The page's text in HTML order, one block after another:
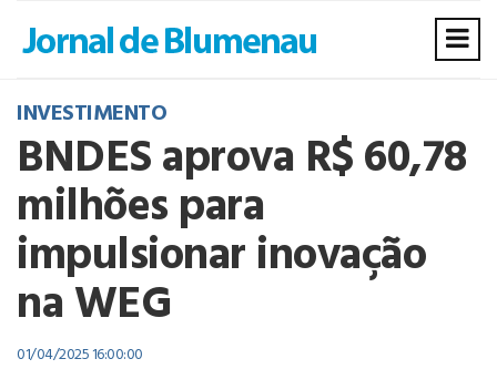
INVESTIMENTO
BNDES aprova R$ 60,78
milhões para
impulsionar inovação
na WEG
01/04/2025 16:00:00